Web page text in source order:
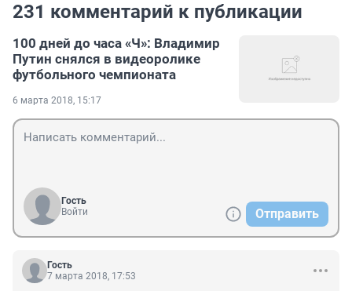
231 комментарий к публикации
100 дней до часа «Ч»: Владимир
Путин снялся в видеоролике
футбольного чемпионата
6 марта 2018, 15:17
Гость
Войти
Отправить
Гость
7 марта 2018, 17:53